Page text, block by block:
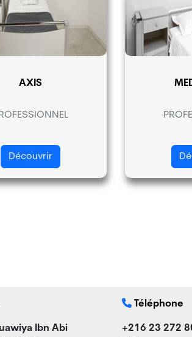
AXIS
Découvrir
Ibn Abi
Téléphone
+216 23 272